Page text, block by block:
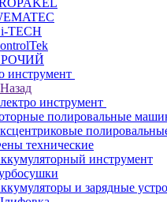
TECH
инструмент
Назад
инструмент
полировальные
технические
инструмент
и зарядные